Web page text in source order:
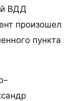
ВДД
произошел
пункта